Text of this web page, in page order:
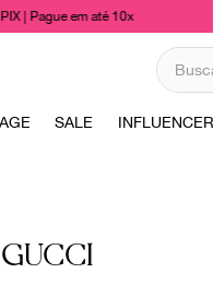
| Pague em até 10x
Buscar
SALE
GUCCI